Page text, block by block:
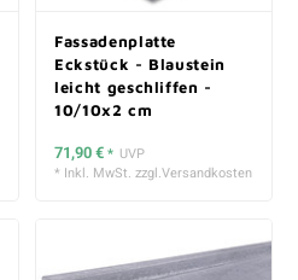
Fassadenplatte
Eckstück - Blaustein
leicht geschliffen -
10/10x2 cm
71,90 €* UVP
* Inkl. MwSt. zzgl.Versandkosten